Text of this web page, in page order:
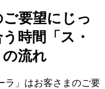
要望にじっ
時間「ス・
の流れ
ラ」はお客さまのご要